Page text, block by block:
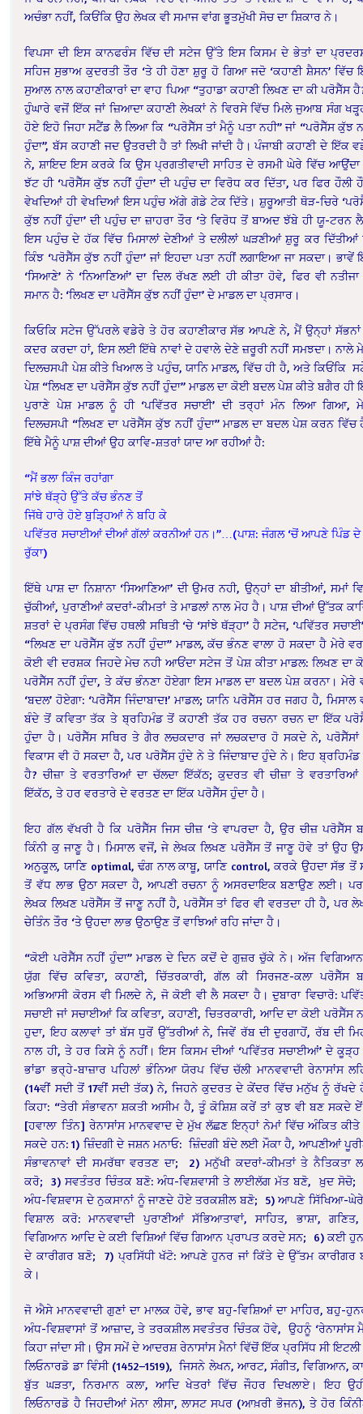
ਅਚੰਭਾ ਨਹੀਂ, ਕਿਓਂਕਿ ਉਹ ਲੇਖਕ ਵੀ ਸਮਾਜ ਵਾਂਗ ਭੂਤਮੁੱਖੀ ਸੋਚ ਦਾ ਸ਼ਿਕਾਰ ਨੇ।
ਵਿਪਸਾ ਦੀ ਇਸ ਕਾਨਫਰੰਸ ਵਿੱਚ ਦੀ ਸਟੇਜ ਉੱਤੇ ਇਸ ਕਿਸਮ ਦੇ ਭੇਤਾਂ ਦਾ
ਸਹਿਜ ਸੁਭਾਅ ਕੁਦਰਤੀ ਤੌਰ ‘ਤੇ ਹੀ ਹੋਣਾ ਸ਼ੁਰੂ ਹੋ ਗਿਆ ਜਦੋ ‘ਕਹਾਣੀ ਸ਼ੈਸਨ’ ਵਿੱਚ
ਸੁਆਲ ਨਾਲ ਕਹਾਣੀਕਾਰਾਂ ਦਾ ਵਾਹ ਪਿਆ “ਤੁਹਾਡਾ ਕਹਾਣੀ ਲਿਖਣ ਦਾ ਕੀ ਪਰੋਸੈੱਸ
ਹੁੰਘਾਰੇ ਵਜੋਂ ਇੱਕ ਜਾਂ ਜ਼ਿਆਦਾ ਕਹਾਣੀ ਲੇਖਕਾਂ ਨੇ ਵਿਰਸੇ ਵਿੱਚ ਮਿਲੇ ਜੁਆਬ ਸੰਗ
ਹੋਏ ਇਹੋ ਜਿਹਾ ਸਟੈਂਡ ਲੈ ਲਿਆ ਕਿ “ਪਰੋਸੈੱਸ ਤਾਂ ਮੈਨੂੰ ਪਤਾ ਨਹੀ” ਜਾਂ “ਪਰੋਸੈੱਸ ਕੁੱਝ
ਹੁੰਦਾ”, ਬੱਸ ਕਹਾਣੀ ਜਦ ਉਤਰਦੀ ਹੈ ਤਾਂ ਲਿਖੀ ਜਾਂਦੀ ਹੈ। ਪੰਜਾਬੀ ਕਹਾਣੀ ਦੇ ਇੱਕ
ਨੇ, ਸ਼ਾਇਦ ਇਸ ਕਰਕੇ ਕਿ ਉਸ ਪ੍ਰਗਤੀਵਾਦੀ ਸਾਹਿਤ ਦੇ ਰਸਮੀ ਘੇਰੇ ਵਿੱਚ
ਝੱਟ ਹੀ ‘ਪਰੋਸੈੱਸ ਕੁੱਝ ਨਹੀਂ ਹੁੰਦਾ’ ਦੀ ਪਹੁੰਚ ਦਾ ਵਿਰੋਧ ਕਰ ਦਿੱਤਾ, ਪਰ ਫਿਰ ਹੌਲੀ
ਵੇਖਦਿਆਂ ਹੀ ਵੇਖਦਿਆਂ ਇਸ ਪਹੁੰਚ ਅੱਗੇ ਗੋਡੇ ਟੇਕ ਦਿੱਤੇ। ਸ਼ੁਰੂਆਤੀ ਥੋੜ-ਚਿਰੇ
ਕੁੱਝ ਨਹੀਂ ਹੁੰਦਾ’ ਦੀ ਪਹੁੰਚ ਦਾ ਜ਼ਾਹਰਾ ਤੌਰ ‘ਤੇ ਵਿਰੋਧ ਤੋਂ ਬਾਅਦ ਝੱਬੇ ਹੀ ਯੂ-ਟਰਨ
ਇਸ ਪਹੁੰਚ ਦੇ ਹੱਕ ਵਿੱਚ ਮਿਸਾਲਾਂ ਦੇਣੀਆਂ ਤੇ ਦਲੀਲਾਂ ਘੜਣੀਆਂ ਸ਼ੁਰੂ ਕਰ ਦਿੱਤੀਆਂ
ਕਿੰਝ ‘ਪਰੋਸੈੱਸ ਕੁੱਝ ਨਹੀਂ ਹੁੰਦਾ’ ਜਾਂ ਇਹਦਾ ਪਤਾ ਨਹੀਂ ਲਗਾਇਆ ਜਾ ਸਕਦਾ। ਭਾਵੇਂ
‘ਸਿਆਣੇ’ ਨੇ ‘ਨਿਆਣਿਆਂ’ ਦਾ ਦਿਲ ਰੱਖਣ ਲਈ ਹੀ ਕੀਤਾ ਹੋਵੇ, ਫਿਰ ਵੀ ਨਤੀਜਾ
ਸਮਾਨ ਹੈ: ‘ਲਿਖਣ ਦਾ ਪਰੋਸੈੱਸ ਕੁੱਝ ਨਹੀਂ ਹੁੰਦਾ’ ਦੇ ਮਾਡਲ ਦਾ ਪ੍ਰਸਾਰ।
ਕਿਓਕਿ ਸਟੇਜ ਉੱਪਰਲੇ ਵਡੇਰੇ ਤੇ ਹੋਰ ਕਹਾਣੀਕਾਰ ਸੱਭ ਆਪਣੇ ਨੇ, ਮੈਂ ਉਨ੍ਹਾਂ ਸੱਭਨਾਂ
ਕਦਰ ਕਰਦਾ ਹਾਂ, ਇਸ ਲਈ ਇੱਥੇ ਨਾਵਾਂ ਦੇ ਹਵਾਲੇ ਦੇਣੇ ਜ਼ਰੂਰੀ ਨਹੀਂ ਸਮਝਦਾ। ਨਾਲੇ
ਦਿਲਚਸਪੀ ਪੇਸ਼ ਕੀਤੇ ਖਿਆਲ ਤੇ ਪਹੁੰਚ, ਯਾਨਿ ਮਾਡਲ, ਵਿੱਚ ਹੀ ਹੈ, ਅਤੇ ਕਿਓਂਕਿ
ਪੇਸ਼ “ਲਿਖਣ ਦਾ ਪਰੋਸੈੱਸ ਕੁੱਝ ਨਹੀਂ ਹੁੰਦਾ” ਮਾਡਲ ਦਾ ਕੋਈ ਬਦਲ ਪੇਸ਼ ਕੀਤੇ ਬਗੈਰ ਹੀ
ਪੁਰਾਣੇ ਪੇਸ਼ ਮਾਡਲ ਨੂੰ ਹੀ ‘ਪਵਿੱਤਰ ਸਚਾਈ’ ਦੀ ਤਰ੍ਹਾਂ ਮੰਨ ਲਿਆ ਗਿਆ,
ਦਿਲਚਸਪੀ “ਲਿਖਣ ਦਾ ਪਰੋਸੈੱਸ ਕੁੱਝ ਨਹੀਂ ਹੁੰਦਾ” ਮਾਡਲ ਦਾ ਬਦਲ ਪੇਸ਼ ਕਰਨ ਵਿੱਚ
ਇੱਥੇ ਮੈਨੂੰ ਪਾਸ਼ ਦੀਆਂ ਉਹ ਕਾਵਿ-ਸ਼ਤਰਾਂ ਯਾਦ ਆ ਰਹੀਆਂ ਹੈ:
“ਮੈਂ ਭਲਾ ਕਿੰਜ ਰਹਾਂਗਾ
ਸਾਂਝੇ ਥੱੜ੍ਹੇ ਉੱਤੇ ਕੱਚ ਭੰਨਣ ਤੋਂ
ਜਿੱਥੇ ਹਾਰੇ ਹੋਏ ਬੁੜ੍ਹਿਆਂ ਨੇ ਬਹਿ ਕੇ
ਪਵਿੱਤਰ ਸਚਾਈਆਂ ਦੀਆਂ ਗੱਲਾਂ ਕਰਨੀਆਂ ਹਨ।”…(ਪਾਸ਼: ਜੰਗਲ ‘ਚੋਂ ਆਪਣੇ ਪਿੰਡ ਦੇ
ਰੁੱਕਾ)
ਇੱਥੇ ਪਾਸ਼ ਦਾ ਨਿਸ਼ਾਨਾ ‘ਸਿਆਣਿਆ’ ਦੀ ਉਮਰ ਨਹੀ, ਉਨ੍ਹਾਂ ਦਾ ਬੀਤੀਆਂ, ਸਮਾਂ
ਚੁੱਕੀਆਂ, ਪੁਰਾਣੀਆਂ ਕਦਰਾਂ-ਕੀਮਤਾਂ ਤੇ ਮਾਡਲਾਂ ਨਾਲ ਮੋਹ ਹੈ। ਪਾਸ਼ ਦੀਆਂ ਉੱਤਕ
ਸ਼ਤਰਾਂ ਦੇ ਪ੍ਰਸੰਗ ਵਿੱਚ ਹਥਲੀ ਸਥਿਤੀ ‘ਚੇ ‘ਸਾਂਝੇ ਥੱੜ੍ਹਾ’ ਹੈ ਸਟੇਜ, ‘ਪਵਿੱਤਰ
“ਲਿਖਣ ਦਾ ਪਰੋਸੈੱਸ ਕੁੱਝ ਨਹੀਂ ਹੁੰਦਾ” ਮਾਡਲ, ਕੱਚ ਭੰਨਣ ਵਾਲਾ ਹੋ ਸਕਦਾ ਹੈ ਮੇਰੇ
ਕੋਈ ਵੀ ਦਰਸ਼ਕ ਜਿਹਦੇ ਮੇਚ ਨਹੀ ਆਓਂਦਾ ਸਟੇਜ ਤੋਂ ਪੇਸ਼ ਕੀਤਾ ਮਾਡਲ: ਲਿਖਣ ਦਾ
ਪਰੋਸੈੱਸ ਨਹੀਂ ਹੁੰਦਾ, ਤੇ ਕੱਚ ਭੰਨਣਾ ਹੋਏਗਾ ਇਸ ਮਾਡਲ ਦਾ ਬਦਲ ਪੇਸ਼ ਕਰਨਾ। ਮੇਰੇ
‘ਬਦਲ’ ਹੋਏਗਾ: ‘ਪਰੋਸੈੱਸ ਜਿੰਦਾਬਾਦ!’ ਮਾਡਲ; ਯਾਨਿ ਪਰੋਸੈੱਸ ਹਰ ਜਗਹ ਹੈ, ਮਿਸਾਲ
ਬੰਦੇ ਤੋਂ ਕਵਿਤਾ ਤੱਕ ਤੇ ਬ੍ਰਹਿਮੰਡ ਤੋਂ ਕਹਾਣੀ ਤੱਕ ਹਰ ਰਚਨਾ ਰਚਨ ਦਾ ਇੱਕ
ਹੁੰਦਾ ਹੈ। ਪਰੋਸੈੱਸ ਸਥਿਰ ਤੇ ਗੈਰ ਲਚਕਦਾਰ ਜਾਂ ਲਚਕਦਾਰ ਹੋ ਸਕਦੇ ਨੇ, ਪਰੋਸੈੱਸਾਂ
ਵਿਕਾਸ ਵੀ ਹੋ ਸਕਦਾ ਹੈ, ਪਰ ਪਰੋਸੈੱਸ ਹੁੰਦੇ ਨੇ ਤੇ ਜਿੰਦਾਬਾਦ ਹੁੰਦੇ ਨੇ। ਇਹ ਬ੍ਰਹਿਮੰਡ
ਹੈ? ਚੀਜ਼ਾ ਤੇ ਵਰਤਾਰਿਆਂ ਦਾ ਚੱਲਦਾ ਇੱਕੱਠ; ਕੁਦਰਤ ਵੀ ਚੀਜ਼ਾ ਤੇ ਵਰਤਾਰਿਆਂ
ਇੱਕੱਠ, ਤੇ ਹਰ ਵਰਤਾਰੇ ਦੇ ਵਰਤਣ ਦਾ ਇੱਕ ਪਰੋਸੈੱਸ ਹੁੰਦਾ ਹੈ।
ਇਹ ਗੱਲ ਵੱਖਰੀ ਹੈ ਕਿ ਪਰੋਸੈੱਸ ਜਿਸ ਚੀਜ਼ ‘ਤੇ ਵਾਪਰਦਾ ਹੈ, ਉਰ ਚੀਜ਼ ਪਰੋਸੈੱਸ
ਕਿੰਨੀ ਕੁ ਜਾਣੂ ਹੈ। ਮਿਸਾਲ ਵਜੋਂ, ਜੇ ਲੇਖਕ ਲਿਖਣ ਪਰੋਸੈੱਸ ਤੋਂ ਜਾਣੂ ਹੋਵੇ ਤਾਂ ਉਹ
ਅਨੁਕੂਲ, ਯਾਣਿ optimal, ਢੰਗ ਨਾਲ ਕਾਬੂ, ਯਾਣਿ control, ਕਰਕੇ ਉਹਦਾ ਸੱਭ ਤੋਂ
ਤੋਂ ਵੱਧ ਲਾਭ ਉਠਾ ਸਕਦਾ ਹੈ, ਆਪਣੀ ਰਚਨਾ ਨੂੰ ਅਸਰਦਾਇਕ ਬਣਾਉਣ ਲਈ।
ਲੇਖਕ ਲਿਖਣ ਪਰੋਸੈੱਸ ਤੋਂ ਜਾਣੂ ਨਹੀਂ ਹੈ, ਪਰੋਸੈੱਸ ਤਾਂ ਫਿਰ ਵੀ ਵਰਤਦਾ ਹੀ ਹੈ, ਪਰ
ਚੇਤਿੰਨ ਤੌਰ ‘ਤੇ ਉਹਦਾ ਲਾਭ ਉਠਾਉਣ ਤੋਂ ਵਾਝਿਆਂ ਰਹਿ ਜਾਂਦਾ ਹੈ।
“ਕੋਈ ਪਰੋਸੈੱਸ ਨਹੀਂ ਹੁੰਦਾ” ਮਾਡਲ ਦੇ ਦਿਨ ਕਦੋਂ ਦੇ ਗੁਜ਼ਰ ਚੁੱਕੇ ਨੇ। ਅੱਜ
ਯੁੱਗ ਵਿੱਚ ਕਵਿਤਾ, ਕਹਾਣੀ, ਚਿੱਤਰਕਾਰੀ, ਗੱਲ ਕੀ ਸਿਰਜਣ-ਕਲਾ ਪਰੋਸੈੱਸ
ਅਭਿਆਸੀ ਕੋਰਸ ਵੀ ਮਿਲਦੇ ਨੇ, ਜੋ ਕੋਈ ਵੀ ਲੈ ਸਕਦਾ ਹੈ। ਦੁਬਾਰਾ ਵਿਚਾਰੋ:
ਸਚਾਈ ਜਾਂ ਸਚਾਈਆਂ ਕਿ ਕਵਿਤਾ, ਕਹਾਣੀ, ਚਿਤਰਕਾਰੀ, ਆਦਿ ਦਾ ਕੋਈ ਪਰੋਸੈੱਸ
ਹੁਦਾ, ਇਹ ਕਲਾਵਾਂ ਤਾਂ ਬੱਸ ਧੁਰੋਂ ਉੱਤਰੀਆਂ ਨੇ, ਜਿਵੇਂ ਰੱਬ ਦੀ ਦੁਰਗਾਹੋਂ, ਰੱਬ ਦੀ
ਨਾਲ ਹੀ, ਤੇ ਹਰ ਕਿਸੇ ਨੂੰ ਨਹੀਂ। ਇਸ ਕਿਸਮ ਦੀਆਂ ‘ਪਵਿੱਤਰ ਸਚਾਈਆਂ’ ਦੇ ਕੂੜ੍ਹ
ਭਾਂਡਾ ਭਰ੍ਹੇ-ਬਾਜ਼ਾਰ ਪਹਿਲਾਂ ਭੰਨਿਆ ਯੋਰਪ ਵਿੱਚ ਚੱਲੀ ਮਾਨਵਵਾਦੀ ਰੇਨਾਸਾਂਸ
(14ਵੀਂ ਸਦੀ ਤੋਂ 17ਵੀਂ ਸਦੀ ਤੱਕ) ਨੇ, ਜਿਹਨੇ ਕੁਦਰਤ ਦੇ ਕੇਂਦਰ ਵਿੱਚ ਮਨੁੱਖ ਨੂੰ ਰੱਖਦੇ
ਕਿਹਾ: “ਤੇਰੀ ਸੰਭਾਵਨਾ ਸ਼ਕਤੀ ਅਸੀਮ ਹੈ, ਤੂੰ ਕੋਸ਼ਿਸ਼ ਕਰੇਂ ਤਾਂ ਕੁਝ ਵੀ ਬਣ ਸਕਦੇ
[ਹਵਾਲਾ ਤਿੰਨ] ਰੇਨਾਸਾਂਸ ਮਾਨਵਵਾਦ ਦੇ ਮੁੱਖ ਲੱਛਣ ਇਨ੍ਹਾਂ ਨੇਮਾਂ ਵਿੱਚ ਅੰਕਿਤ ਕੀਤੇ
ਸਕਦੇ ਹਨ: 1) ਜ਼ਿੰਦਗੀ ਦੇ ਜਸ਼ਨ ਮਨਾਓ: ਜ਼ਿੰਦਗੀ ਬੰਦੇ ਲਈ ਮੌਕਾ ਹੈ, ਆਪਣੀਆਂ
ਸੰਭਾਵਨਾਵਾਂ ਦੀ ਸਮਰੱਥਾ ਵਰਤਣ ਦਾ; 2) ਮਨੁੱਖੀ ਕਦਰਾਂ-ਕੀਮਤਾਂ ਤੇ ਨੈਤਿਕਤਾ
ਕਰੋ; 3) ਸਵਤੰਤਰ ਚਿੰਤਕ ਬਣੋ: ਅੰਧ-ਵਿਸ਼ਵਾਸੀ ਤੇ ਲਾਈਲੱਗ ਮੱਤ ਬਣੋ, ਖ਼ੁਦ ਸੋਚੋ;
ਅੰਧ-ਵਿਸ਼ਵਾਸ ਦੇ ਨੁਕਸਾਨਾਂ ਨੂੰ ਜਾਣਦੇ ਹੋਏ ਤਰਕਸ਼ੀਲ ਬਣੋ; 5) ਆਪਣੇ ਸਿੱਖਿਆ-
ਵਿਸ਼ਾਲ ਕਰੋ: ਮਾਨਵਵਾਦੀ ਪੁਰਾਣੀਆਂ ਸੱਭਿਆਤਾਵਾਂ, ਸਾਹਿਤ, ਭਾਸ਼ਾ,
ਵਿਗਿਆਨ ਆਦਿ ਦੇ ਕਈ ਵਿਸ਼ਿਆਂ ਵਿੱਚ ਗਿਆਨ ਪ੍ਰਾਪਤ ਕਰਦੇ ਸਨ; 6) ਕਈ
ਦੇ ਕਾਰੀਗਰ ਬਣੋ; 7) ਪ੍ਰਸਿੱਧੀ ਖੱਟੋ: ਆਪਣੇ ਹੁਨਰ ਜਾਂ ਕਿੱਤੇ ਦੇ ਉੱਤਮ ਕਾਰੀਗਰ
ਕੇ।
ਜੋ ਐਸੇ ਮਾਨਵਵਾਦੀ ਗੁਣਾਂ ਦਾ ਮਾਲਕ ਹੋਵੇ, ਭਾਵ ਬਹੁ-ਵਿਸ਼ਿਆਂ ਦਾ ਮਾਹਿਰ, ਬਹੁ-
ਅੰਧ-ਵਿਸ਼ਵਾਸਾਂ ਤੋਂ ਆਜ਼ਾਦ, ਤੇ ਤਰਕਸ਼ੀਲ ਸਵਤੰਤਰ ਚਿੰਤਕ ਹੋਵੇ, ਉਹਨੂੰ ‘ਰੇਨਾਸਾਂਸ
ਕਿਹਾ ਜਾਂਦਾ ਸੀ। ਉਸ ਸਮੇਂ ਦੇ ਆਦਰਸ਼ ਰੇਨਾਸਾਂਸ ਮੈਨਾਂ ਵਿੱਚੋਂ ਇੱਕ ਪ੍ਰਸਿੱਧ ਸੀ ਇਟਲੀ
ਲਿਓਨਾਰਡੋ ਡਾ ਵਿੰਸੀ (1452–1519), ਜਿਸਨੇ ਲੇਖਨ, ਆਰਟ, ਸੰਗੀਤ, ਵਿਗਿਆਨ,
ਬੁੱਤ ਘੜਤਾ, ਨਿਰਮਾਨ ਕਲਾ, ਆਦਿ ਖੇਤਰਾਂ ਵਿੱਚ ਜੌਹਰ ਦਿਖਲਾਏ। ਇਹ
ਲਿਓਨਾਰਡੋ ਹੈ ਜਿਹਦੀਆਂ ਮੋਨਾ ਲੀਸਾ, ਲਾਸਟ ਸਪਰ (ਆਖ਼ਰੀ ਭੋਜਨ), ਤੇ ਹੋਰ